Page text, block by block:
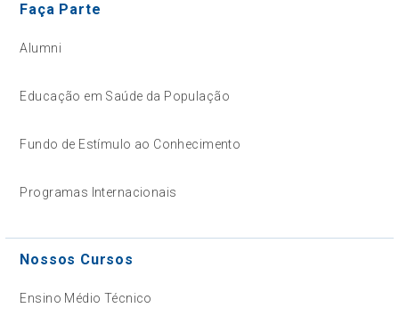
Faça Parte
Alumni
Educação em Saúde da População
Fundo de Estímulo ao Conhecimento
Programas Internacionais
Nossos Cursos
Ensino Médio Técnico